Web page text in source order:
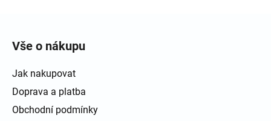
Vše o nákupu
Jak nakupovat
Doprava a platba
Obchodní podmínky